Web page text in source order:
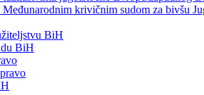
Međunarodnim krivičnim sudom za bivšu
BiH
BiH